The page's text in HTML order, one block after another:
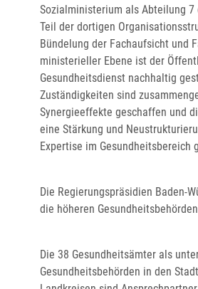
Sozialministerium als Abteilung
Teil der dortigen
Bündelung der Fachaufsicht und
ministerieller Ebene ist der
Gesundheitsdienst nachhaltig
Zuständigkeiten sind
Synergieeffekte geschaffen und
eine Stärkung und
Expertise im Gesundheitsbereich
Die Regierungspräsidien Baden-
die höheren
Die 38 Gesundheitsämter als
Gesundheitsbehörden in den